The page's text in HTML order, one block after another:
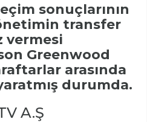
sonuçlarının
transfer
vermesi
Greenwood
arasında
durumda.
A.Ş